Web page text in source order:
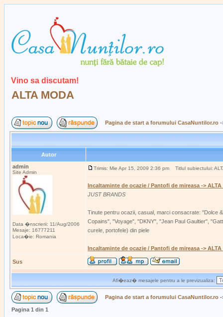
Vino sa discutam!
ALTA MODA
Pagina de start a forumului CasaNuntilor.ro
Autor
admin
Site Admin
Data �nscrierii: 11/Aug/2006
Mesaje: 16777211
Loca�ie: Romania
Trimis: Mie Apr 15, 2009 2:36 pm Titlul subiectului:
Incaltaminte de ocazie / Pantofi de mireasa -> ALTA
JUST BRANDS
Tinute pentru ocazii, casual, marci consacrate: "Dolce
Copains", "Voyage", "DKNY", "Jean Paul Gaultier",
curele, portofele) din piele
Incaltaminte de ocazie / Pantofi de mireasa -> ALTA
Sus
Afi�eaz� mesajele pentru a le previzualiza:
Pagina de start a forumului CasaNuntilor.ro
Pagina 1 din 1